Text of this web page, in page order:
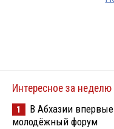
Интересное за неделю
1
В Абхазии
молодёжный форум